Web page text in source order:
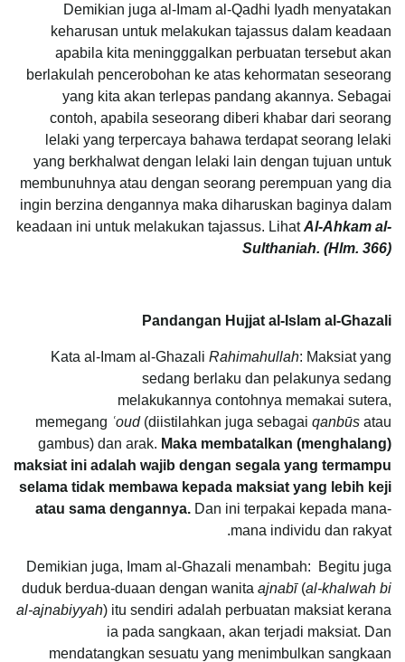
Demikian juga al-Imam al-Qadhi Iyadh menyatakan
keharusan untuk melakukan tajassus dalam keadaan
apabila kita meningggalkan perbuatan tersebut akan
berlakulah pencerobohan ke atas kehormatan seseorang
yang kita akan terlepas pandang akannya. Sebagai
contoh, apabila seseorang diberi khabar dari seorang
lelaki yang terpercaya bahawa terdapat seorang lelaki
yang berkhalwat dengan lelaki lain dengan tujuan untuk
membunuhnya atau dengan seorang perempuan yang dia
ingin berzina dengannya maka diharuskan baginya dalam
keadaan ini untuk melakukan tajassus. LihatAl-Ahkam al-
Sulthaniah. (Hlm. 366)
Pandangan Hujjat al-Islam al-Ghazali
Kata al-Imam al-Ghazali Rahimahullah: Maksiat yang
sedang berlaku dan pelakunya sedang
melakukannya contohnya memakai sutera,
memegang ʿoud(diistilahkan juga sebagai qanbūs atau
gambus) dan arak. Maka membatalkan (menghalang)
maksiat ini adalah wajib dengan segala yang termampu
selama tidak membawa kepada maksiat yang lebih keji
atau sama dengannya. Dan ini terpakai kepada mana-
mana individu dan rakyat.
Demikian juga, Imam al-Ghazali menambah: Begitu juga
duduk berdua-duaan dengan wanita ajnabī(al-khalwah bi
al-ajnabiyyah) itu sendiri adalah perbuatan maksiat kerana
ia pada sangkaan, akan terjadi maksiat. Dan
mendatangkan sesuatu yang menimbulkan sangkaan